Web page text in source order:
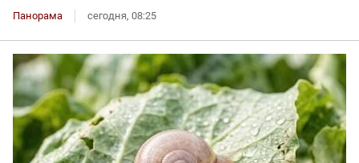
Панорама сегодня, 08:25